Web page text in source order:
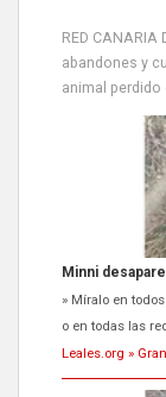
RED CANARIA
abandones y
animal
Minni
» Míralo en
o en todas las
Leales.org »